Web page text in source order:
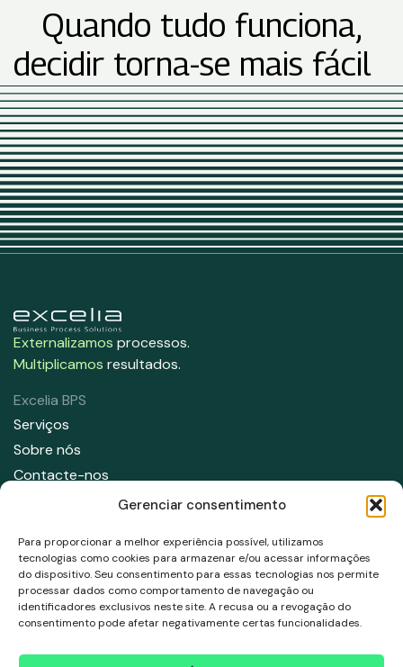
Gerenciar consentimento
Para proporcionar a melhor experiência possível, utilizamos
tecnologias como cookies para armazenar e/ou acessar informações
do dispositivo. Seu consentimento para essas tecnologias nos permite
processar dados como comportamento de navegação ou
identificadores exclusivos neste site. A recusa ou a revogação do
consentimento pode afetar negativamente certas funcionalidades.
Quando tudo funciona,
decidir torna-se mais fácil
Externalizamos processos.
Multiplicamos resultados.
Excelia BPS
Serviços
Sobre nós
Contacte-nos
91 708 05 50
info@excelia.com
Endereço
Paseo del Club Deportivo 1, Parque empresarial La Finca,